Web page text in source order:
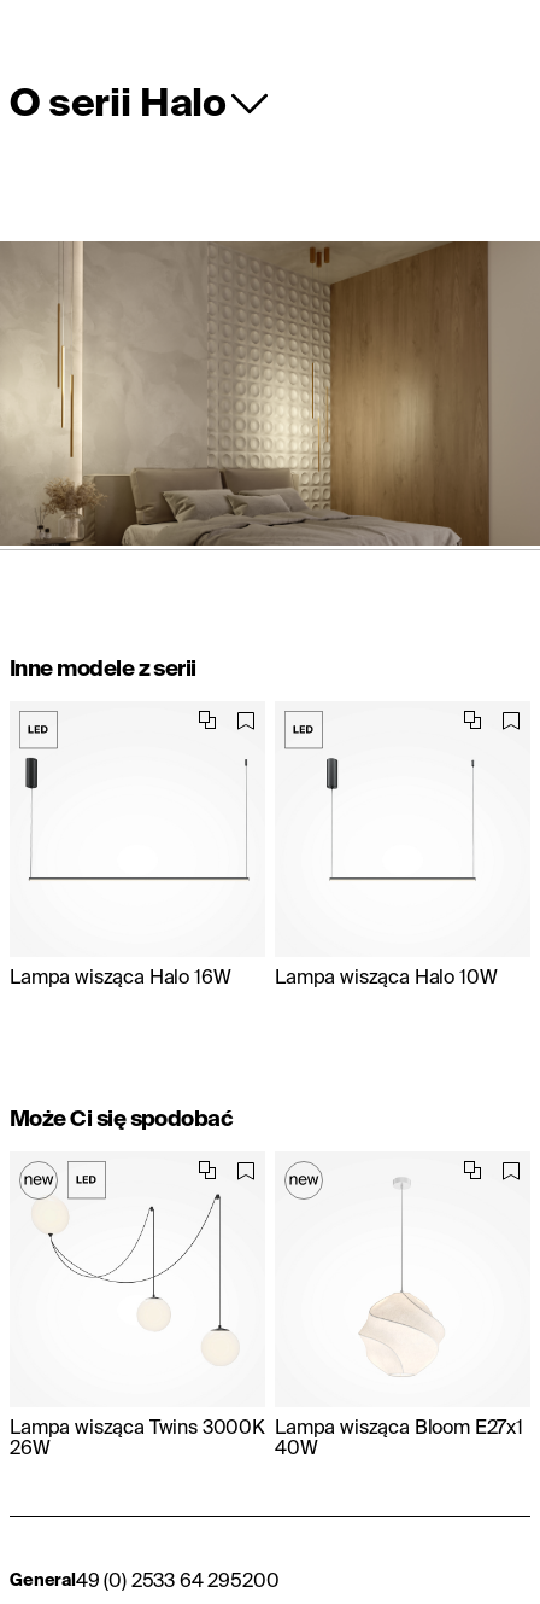
O serii Halo
Inne modele z serii
Lampa wisząca Halo 16W Lampa wisząca Halo 10W
Może Ci się spodobać
Lampa wisząca Twins 3000K
26W
Lampa wisząca Bloom E27x1
40W
General 49 (0) 2533 64 295200